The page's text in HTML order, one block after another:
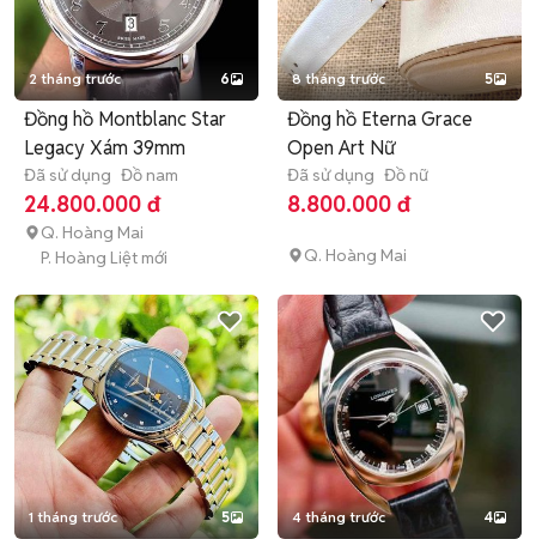
2 tháng trước 6
Đồng hồ Montblanc Star
Legacy Xám 39mm
Đã sử dụng Đồ nam
24.800.000 đ
Q. Hoàng Mai
P. Hoàng Liệt mới
8 tháng trước 5
Đồng hồ Eterna Grace
Open Art Nữ
Đã sử dụng Đồ nữ
8.800.000 đ
Q. Hoàng Mai
1 tháng trước 5 4 tháng trước 4